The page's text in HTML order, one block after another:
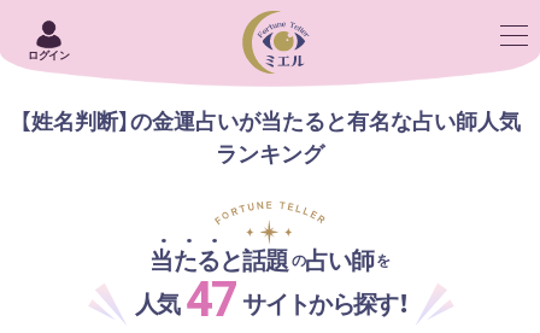
ログイン
【姓名判断】の金運占いが当たると有名な占い師人気
ランキング
当たると話題の占い師を
人気47サイトから探す！